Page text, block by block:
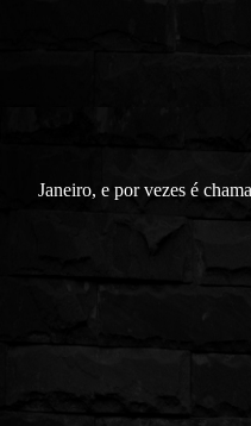
Janeiro, e por vezes é